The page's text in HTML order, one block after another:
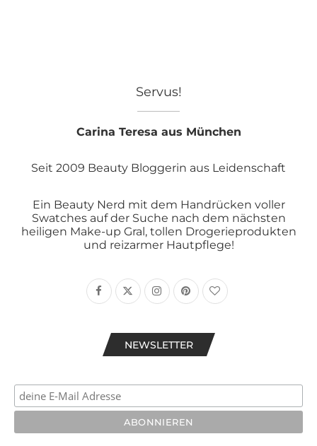
Servus!
Carina Teresa aus München
Seit 2009 Beauty Bloggerin aus Leidenschaft
Ein Beauty Nerd mit dem Handrücken voller
Swatches auf der Suche nach dem nächsten
heiligen Make-up Gral, tollen Drogerieprodukten
und reizarmer Hautpflege!
NEWSLETTER